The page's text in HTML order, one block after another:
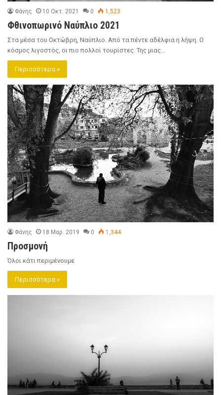
Φάνης 10 Οκτ. 2021 0 1,523
Φθινοπωρινό Ναύπλιο 2021
Στα μέσα του Οκτώβρη, Ναύπλιο. Από τα πέντε αδέλφια η λήψη. Ο
κόσμος λιγοστός, οι πιο πολλοί τουρίστες. Της μιας…
Περισσότερα »
Φάνης 18 Μαρ. 2019 0 1,344
Προσμονή
Όλοι κάτι περιμένουμε
Περισσότερα »